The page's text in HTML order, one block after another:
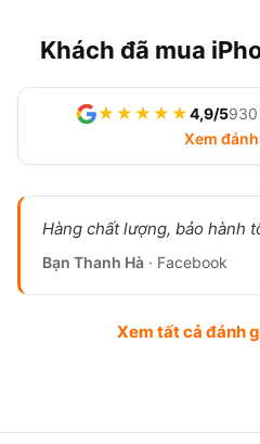
Khách đã mua
★★★★★4,9/5930
Xem
Hàng chất lượng, bảo hành
Bạn Thanh Hà · Facebook
Xem tất cả đánh